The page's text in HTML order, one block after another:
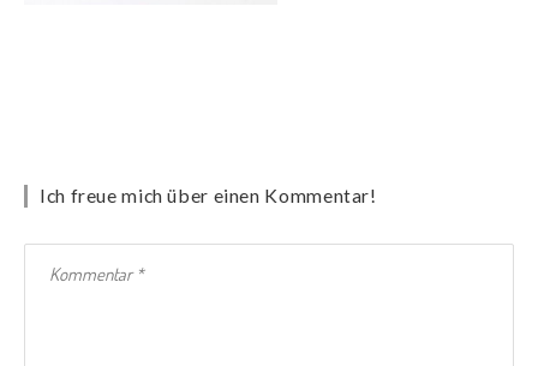
Ich freue mich über einen Kommentar!